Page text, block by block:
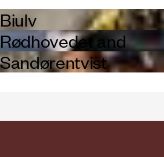
Biulv
Rødhovedet and
Sandørentvist